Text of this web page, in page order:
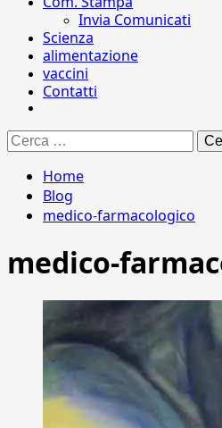
Invia Comunicati
Scienza
alimentazione
vaccini
Contatti
Ricerca
per:
Home
Blog
medico-farmacologico
medico-